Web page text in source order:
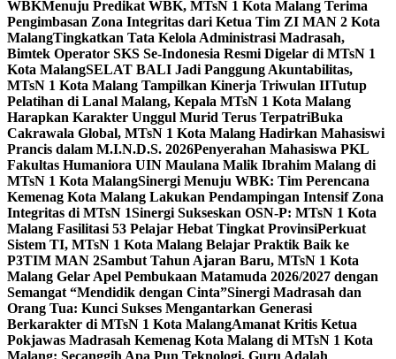
WBKMenuju Predikat WBK, MTsN 1 Kota Malang Terima
Pengimbasan Zona Integritas dari Ketua Tim ZI MAN 2 Kota
MalangTingkatkan Tata Kelola Administrasi Madrasah,
Bimtek Operator SKS Se-Indonesia Resmi Digelar di MTsN 1
Kota MalangSELAT BALI Jadi Panggung Akuntabilitas,
MTsN 1 Kota Malang Tampilkan Kinerja Triwulan IITutup
Pelatihan di Lanal Malang, Kepala MTsN 1 Kota Malang
Harapkan Karakter Unggul Murid Terus TerpatriBuka
Cakrawala Global, MTsN 1 Kota Malang Hadirkan Mahasiswi
Prancis dalam M.I.N.D.S. 2026Penyerahan Mahasiswa PKL
Fakultas Humaniora UIN Maulana Malik Ibrahim Malang di
MTsN 1 Kota MalangSinergi Menuju WBK: Tim Perencana
Kemenag Kota Malang Lakukan Pendampingan Intensif Zona
Integritas di MTsN 1Sinergi Sukseskan OSN-P: MTsN 1 Kota
Malang Fasilitasi 53 Pelajar Hebat Tingkat ProvinsiPerkuat
Sistem TI, MTsN 1 Kota Malang Belajar Praktik Baik ke
P3TIM MAN 2Sambut Tahun Ajaran Baru, MTsN 1 Kota
Malang Gelar Apel Pembukaan Matamuda 2026/2027 dengan
Semangat “Mendidik dengan Cinta”Sinergi Madrasah dan
Orang Tua: Kunci Sukses Mengantarkan Generasi
Berkarakter di MTsN 1 Kota MalangAmanat Kritis Ketua
Pokjawas Madrasah Kemenag Kota Malang di MTsN 1 Kota
Malang: Secanggih Apa Pun Teknologi, Guru Adalah